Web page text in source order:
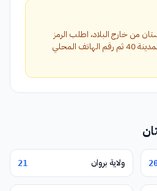
من خارج البلاد، اطلب الرمز
الدولي +93 متبوعاً برمز المدينة 40 ثم رقم الهاتف المحلي
ولاية بروان 21